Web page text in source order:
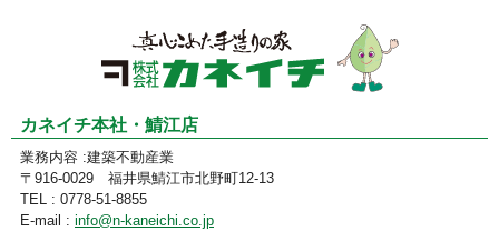
カネイチ本社・鯖江店
業務内容 :建築不動産業
〒916-0029 福井県鯖江市北野町12-13
TEL : 0778-51-8855
E-mail : info@n-kaneichi.co.jp